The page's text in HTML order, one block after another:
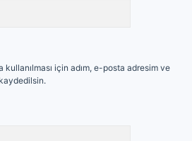
kullanılması için adım, e-posta adresim ve